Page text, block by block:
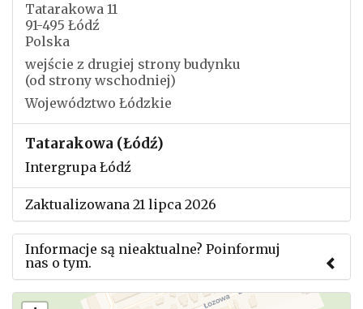
Tatarakowa 11
91-495 Łódź
Polska
wejście z drugiej strony budynku
(od strony wschodniej)
Województwo Łódzkie
Tatarakowa (Łódź)
Intergrupa Łódź
Zaktualizowana 21 lipca 2026
Informacje są nieaktualne? Poinformuj
nas o tym.
Użyj tego formularza aby przesłać informację o